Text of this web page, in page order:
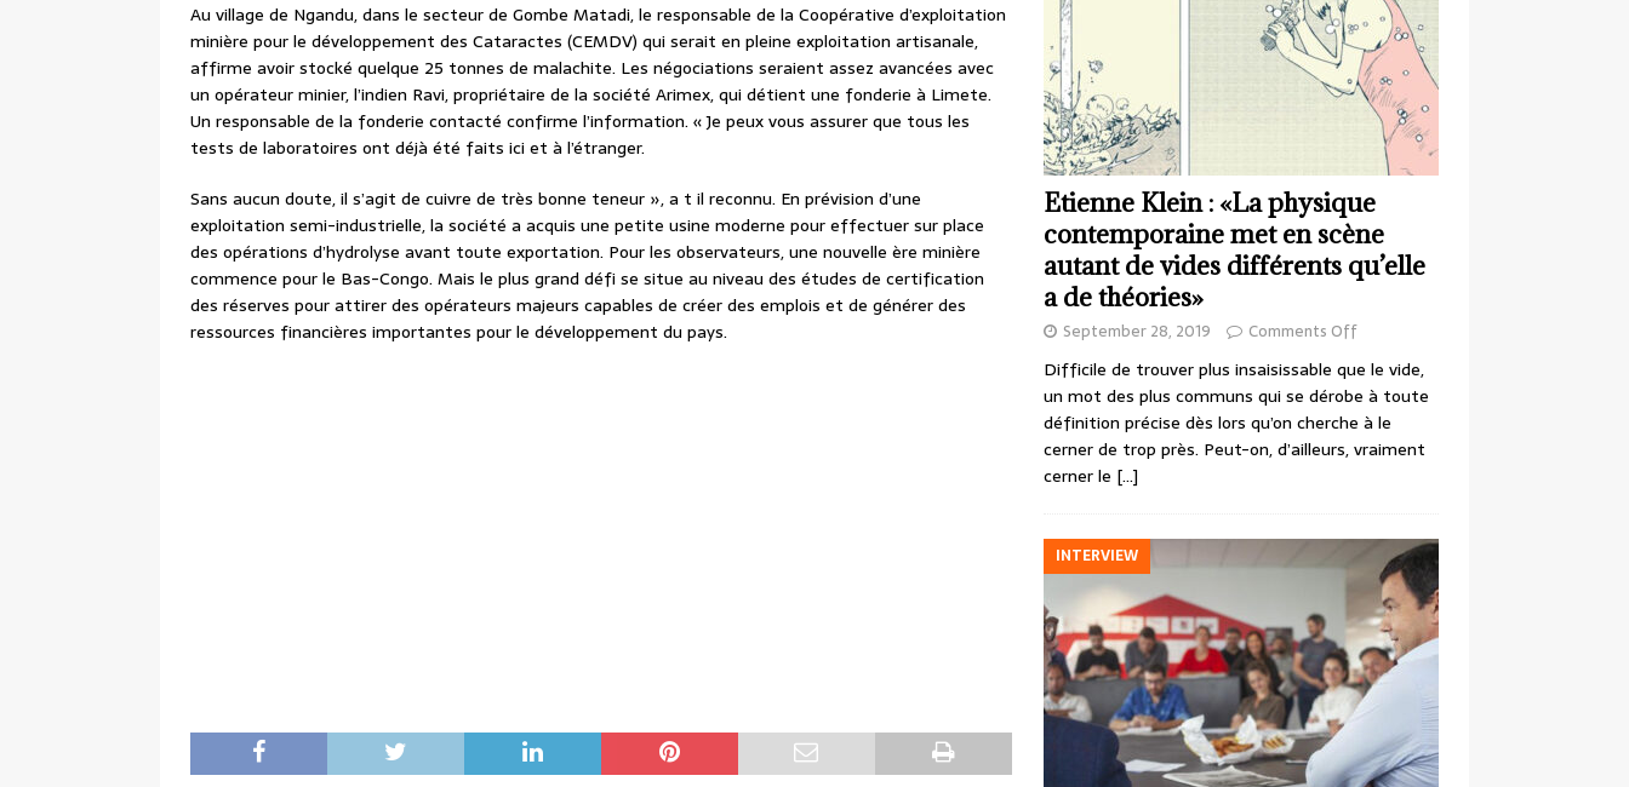
Au village de Ngandu, dans le secteur de Gombe Matadi, le responsable de la Coopérative d’exploitation
minière pour le développement des Cataractes (CEMDV) qui serait en pleine exploitation artisanale,
affirme avoir stocké quelque 25 tonnes de malachite. Les négociations seraient assez avancées avec
un opérateur minier, l’indien Ravi, propriétaire de la société Arimex, qui détient une fonderie à Limete.
Un responsable de la fonderie contacté confirme l’information. « Je peux vous assurer que tous les
tests de laboratoires ont déjà été faits ici et à l’étranger.
Sans aucun doute, il s’agit de cuivre de très bonne teneur », a t il reconnu. En prévision d’une
exploitation semi-industrielle, la société a acquis une petite usine moderne pour effectuer sur place
des opérations d’hydrolyse avant toute exportation. Pour les observateurs, une nouvelle ère minière
commence pour le Bas-Congo. Mais le plus grand défi se situe au niveau des études de certification
des réserves pour attirer des opérateurs majeurs capables de créer des emplois et de générer des
ressources financières importantes pour le développement du pays.
Etienne Klein : «La physique
contemporaine met en scène
autant de vides différents qu’elle
a de théories»
September 28, 2019 Comments Off
Difficile de trouver plus insaisissable que le vide,
un mot des plus communs qui se dérobe à toute
définition précise dès lors qu’on cherche à le
cerner de trop près. Peut-on, d’ailleurs, vraiment
cerner le […]
INTERVIEW